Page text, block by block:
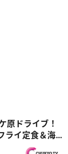
原ドライブ！
ライ定食＆海
？『PS純金